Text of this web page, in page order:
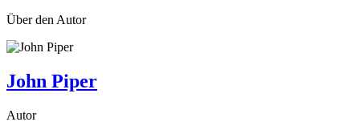
Über den Autor
John Piper
Autor